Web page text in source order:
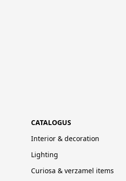
CATALOGUS
Interior & decoration
Lighting
Curiosa & verzamel items